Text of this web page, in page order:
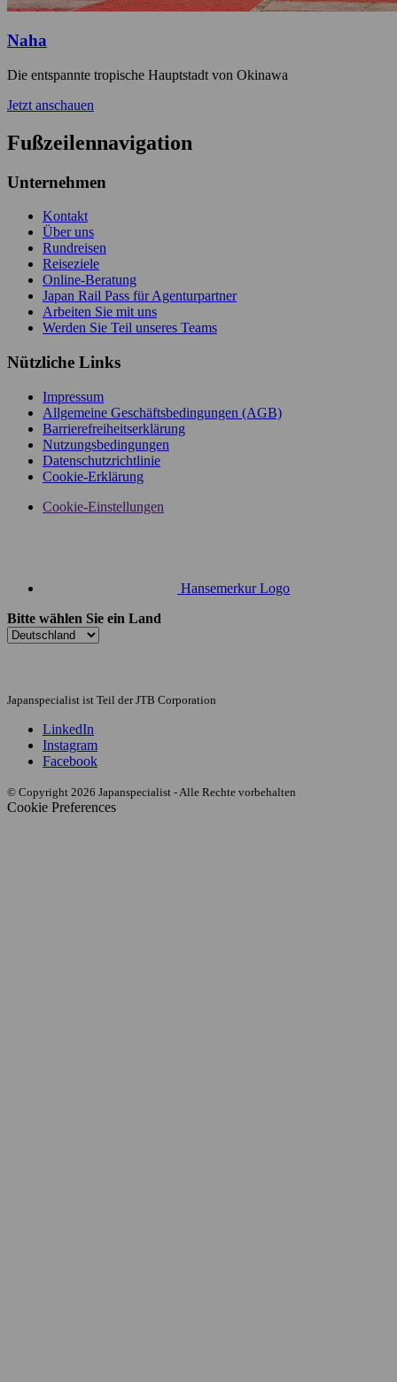
Naha
Die entspannte tropische Hauptstadt von Okinawa
Jetzt anschauen
Fußzeilennavigation
Unternehmen
Kontakt
Über uns
Rundreisen
Reiseziele
Online-Beratung
Japan Rail Pass für Agenturpartner
Arbeiten Sie mit uns
Werden Sie Teil unseres Teams
Nützliche Links
Impressum
Allgemeine Geschäftsbedingungen (AGB)
Barrierefreiheitserklärung
Nutzungsbedingungen
Datenschutzrichtlinie
Cookie-Erklärung
Cookie-Einstellungen
Hansemerkur Logo
Bitte wählen Sie ein Land
Japanspecialist ist Teil der JTB Corporation
LinkedIn
Instagram
Facebook
© Copyright 2026 Japanspecialist - Alle Rechte vorbehalten
Cookie Preferences